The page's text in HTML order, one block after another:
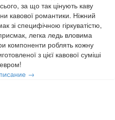
за що так цінують каву
кавової романтики. Ніжний
зі специфічною гіркуватістю,
легка ледь вловима
компоненти роблять кожну
з цієї кавової суміші
→